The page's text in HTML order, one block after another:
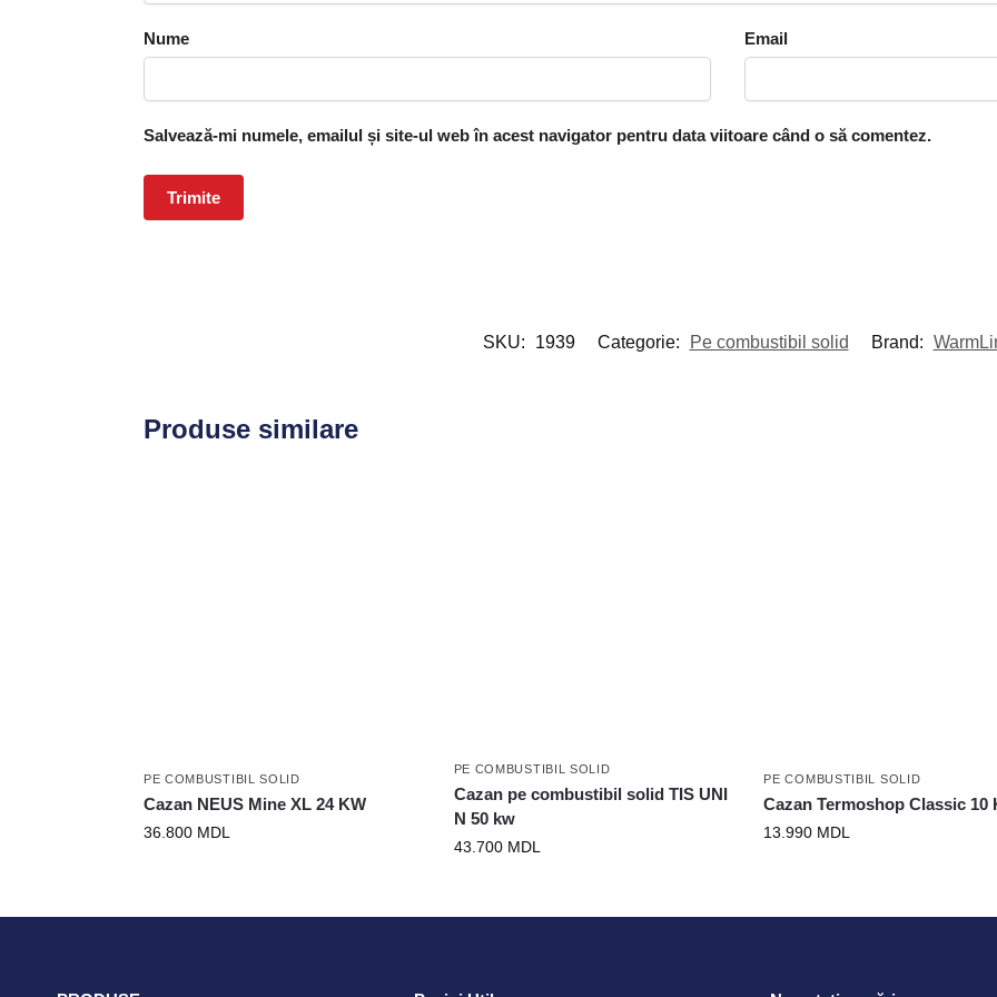
Nume Email
Salvează-mi numele, emailul și site-ul web în acest navigator pentru data viitoare când o să comentez.
SKU: 1939 Categorie: Pe combustibil solid Brand:
Produse similare
PE COMBUSTIBIL SOLID
Cazan NEUS Mine XL 24 KW
36.800 MDL
PE COMBUSTIBIL SOLID
Cazan pe combustibil solid TIS UNI
N 50 kw
43.700 MDL
PE COMBUSTIBIL SOLID
Cazan Termoshop Classic 10
13.990 MDL